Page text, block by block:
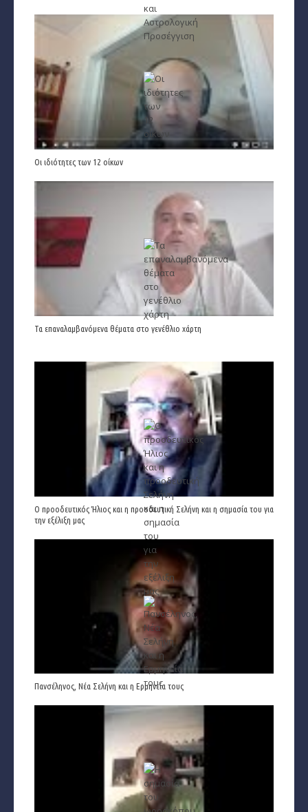
Οι ιδιότητες των 12 οίκων
Τα επαναλαμβανόμενα θέματα στο γενέθλιο χάρτη
Ο προοδευτικός Ήλιος και η προοδευτική Σελήνη και η σημασία του για
την εξέλιξη μας
Πανσέληνος, Νέα Σελήνη και η Ερμηνεία τους